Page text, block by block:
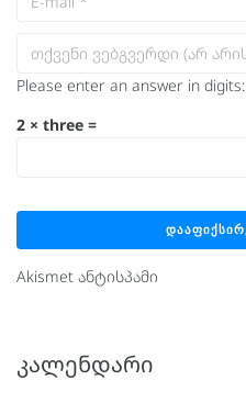
Please enter an answer in digits:
2 × three =
Akismet ანტისპამი
ᲙᲐᲚᲔᲜᲓᲐᲠᲘ